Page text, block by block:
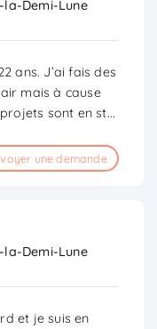
la-Demi-Lune
ans. J’ai fais des
mais à cause
sont en st...
une demande
la-Demi-Lune
et je suis en